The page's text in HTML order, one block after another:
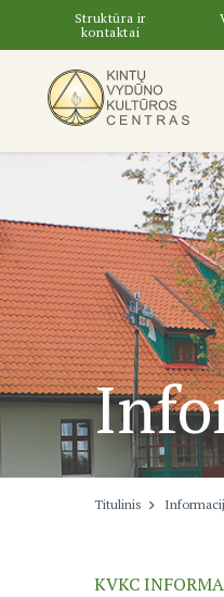
Struktūra ir
kontaktai
Titulinis
KVKC